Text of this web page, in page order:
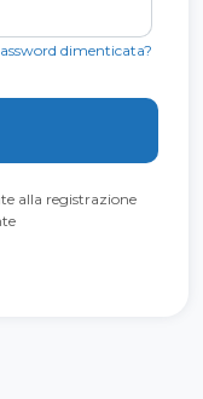
dimenticata?
alla registrazione